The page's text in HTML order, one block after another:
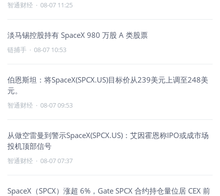
智通财经 · 08-07 11:25
淡马锡控股持有 SpaceX 980 万股 A 类股票
链捕手 · 08-07 10:53
伯恩斯坦：将SpaceX(SPCX.US)目标价从239美元上调至248美
元。
智通财经 · 08-07 09:53
从做空雷曼到警示SpaceX(SPCX.US)：艾因霍恩称IPO或成市场
投机顶部信号
智通财经 · 08-07 07:37
SpaceX（SPCX）涨超 6%，Gate SPCX 合约持仓量位居 CEX 前